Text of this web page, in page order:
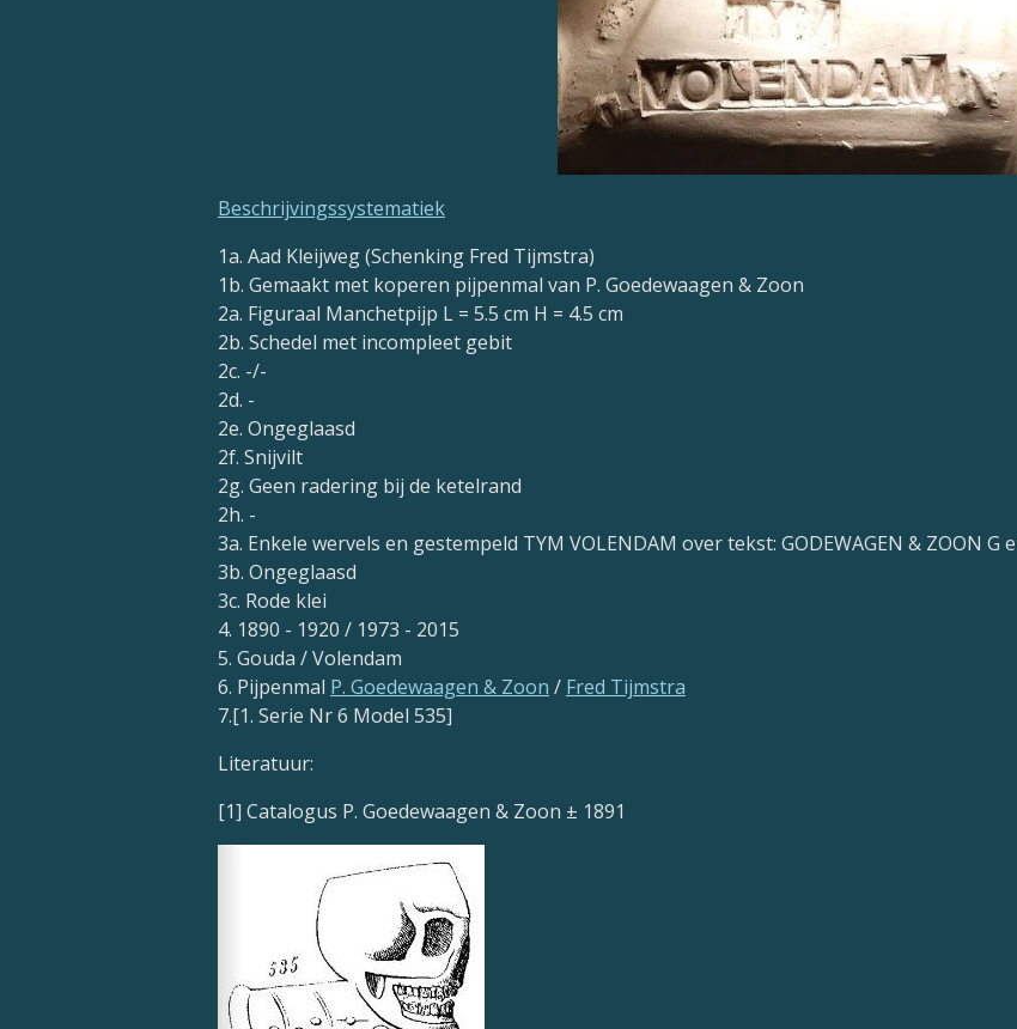
Beschrijvingssystematiek
1a. Aad Kleijweg (Schenking Fred Tijmstra)
1b. Gemaakt met koperen pijpenmal van P. Goedewaagen & Zoon
2a. Figuraal Manchetpijp L = 5.5 cm H = 4.5 cm
2b. Schedel met incompleet gebit
2c. -/-
2d. -
2e. Ongeglaasd
2f. Snijvilt
2g. Geen radering bij de ketelrand
2h. -
3a. Enkele wervels en gestempeld TYM VOLENDAM over tekst: GODEWAGEN & ZOON G
3b. Ongeglaasd
3c. Rode klei
4. 1890 - 1920 / 1973 - 2015
5. Gouda / Volendam
6. Pijpenmal P. Goedewaagen & Zoon / Fred Tijmstra
7.[1. Serie Nr 6 Model 535]
Literatuur:
[1] Catalogus P. Goedewaagen & Zoon ± 1891